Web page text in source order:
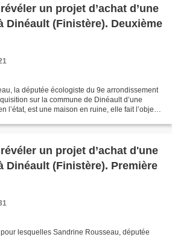
un projet d’achat d’une
Dinéault (Finistère). Deuxième
la députée écologiste du 9e arrondissement
sur la commune de Dinéault d’une
l’état, est une maison en ruine, elle fait l’objet
un projet d’achat d'une
Dinéault (Finistère). Première
lesquelles Sandrine Rousseau, députée